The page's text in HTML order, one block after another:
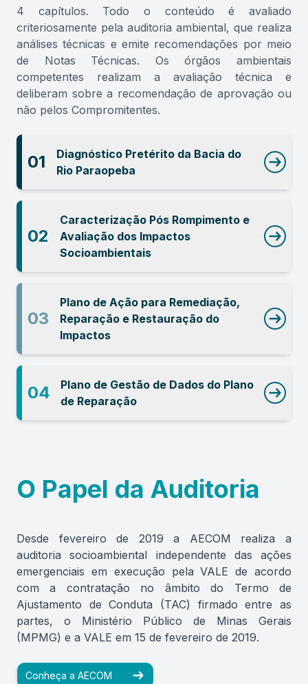
4 capítulos. Todo o conteúdo é avaliado
criteriosamente pela auditoria ambiental, que realiza
análises técnicas e emite recomendações por meio
de Notas Técnicas. Os órgãos ambientais
competentes realizam a avaliação técnica e
deliberam sobre a recomendação de aprovação ou
não pelos Compromitentes.
01
Diagnóstico Pretérito da Bacia do
Rio Paraopeba
02
Caracterização Pós Rompimento e
Avaliação dos Impactos
Socioambientais
03
Plano de Ação para Remediação,
Reparação e Restauração do
Impactos
04
Plano de Gestão de Dados do Plano
de Reparação
O Papel da Auditoria
Desde fevereiro de 2019 a AECOM realiza a
auditoria socioambiental independente das ações
emergenciais em execução pela VALE de acordo
com a contratação no âmbito do Termo de
Ajustamento de Conduta (TAC) firmado entre as
partes, o Ministério Público de Minas Gerais
(MPMG) e a VALE em 15 de fevereiro de 2019.
Conheça a AECOM